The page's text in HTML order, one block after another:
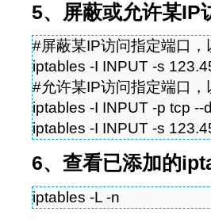
5、屏蔽或允许某IP
#屏蔽某IP访问指定端口
iptables -I INPUT -s
#允许某IP访问指定端口
iptables -I INPUT -p tcp --
iptables -I INPUT -s
6、查看已添加的
iptables -L -n